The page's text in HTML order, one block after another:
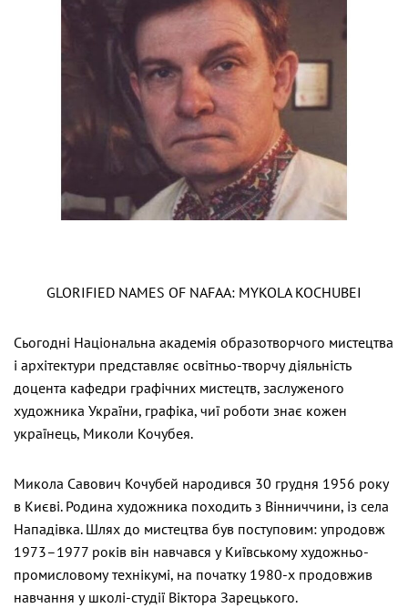
GLORIFIED NAMES OF NAFAA: MYKOLA KOCHUBEI
Сьогодні Національна академія образотворчого мистецтва
і архітектури представляє освітньо-творчу діяльність
доцента кафедри графічних мистецтв, заслуженого
художника України, графіка, чиї роботи знає кожен
українець, Миколи Кочубея.
Микола Савович Кочубей народився 30 грудня 1956 року
в Києві. Родина художника походить з Вінниччини, із села
Нападівка. Шлях до мистецтва був поступовим: упродовж
1973–1977 років він навчався у Київському художньо-
промисловому технікумі, на початку 1980-х продовжив
навчання у школі-студії Віктора Зарецького.